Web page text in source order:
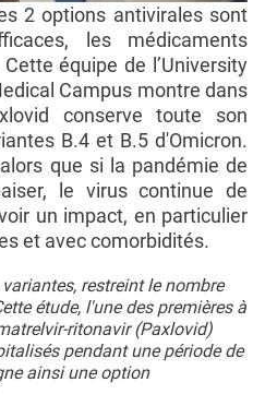
2 options antivirales sont
les médicaments
équipe de l’University
Campus montre dans
conserve toute son
B.4 et B.5 d'Omicron.
que si la pandémie de
le virus continue de
un impact, en particulier
et avec comorbidités.
restreint le nombre
étude, l'une des premières à
ritonavir (Paxlovid)
pendant une période de
ainsi une option